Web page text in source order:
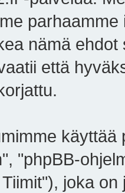
nämä
että
"phpBB-
joka on